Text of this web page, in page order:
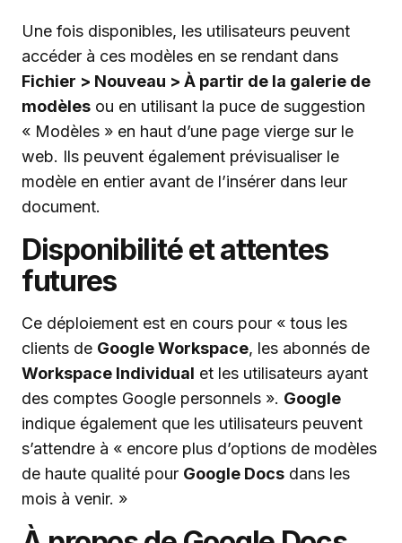
Une fois disponibles, les utilisateurs peuvent
accéder à ces modèles en se rendant dans
Fichier > Nouveau > À partir de la galerie de
modèles ou en utilisant la puce de suggestion
« Modèles » en haut d’une page vierge sur le
web. Ils peuvent également prévisualiser le
modèle en entier avant de l’insérer dans leur
document.
Disponibilité et attentes
futures
Ce déploiement est en cours pour « tous les
clients de Google Workspace, les abonnés de
Workspace Individual et les utilisateurs ayant
des comptes Google personnels ». Google
indique également que les utilisateurs peuvent
s’attendre à « encore plus d’options de modèles
de haute qualité pour Google Docs dans les
mois à venir. »